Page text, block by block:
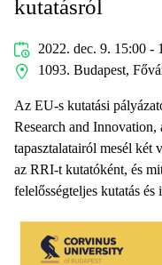
kutatásról
2022. dec. 9. 15:00 -
1093. Budapest,
Az EU-s kutatási
Research and
tapasztalatairól mesél két
az RRI-t kutatóként, és
felelősségteljes kutatás